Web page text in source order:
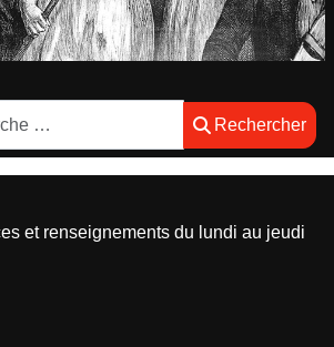
Rechercher
et renseignements du lundi au jeudi